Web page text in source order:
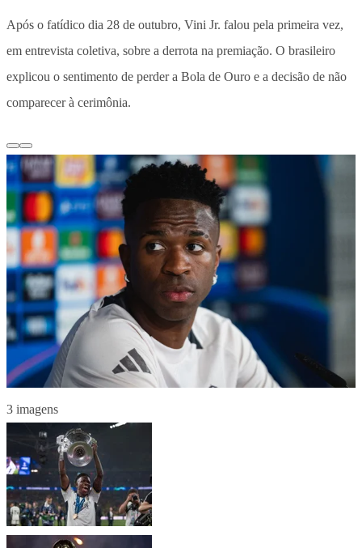
Após o fatídico dia 28 de outubro, Vini Jr. falou pela primeira vez,
em entrevista coletiva, sobre a derrota na premiação. O brasileiro
explicou o sentimento de perder a Bola de Ouro e a decisão de não
comparecer à cerimônia.
3 imagens